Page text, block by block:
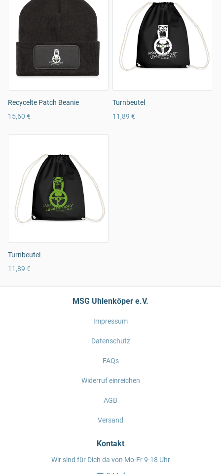
Recycelte Patch Beanie
15,60 €
Turnbeutel
11,89 €
Turnbeutel
11,89 €
MSG Uhlenköper e.V.
Impressum
Datenschutz
FAQs
Widerruf einreichen
AGB
Versand
Kontakt
Wir sind für Dich da von Mo-Fr 9-18 Uhr